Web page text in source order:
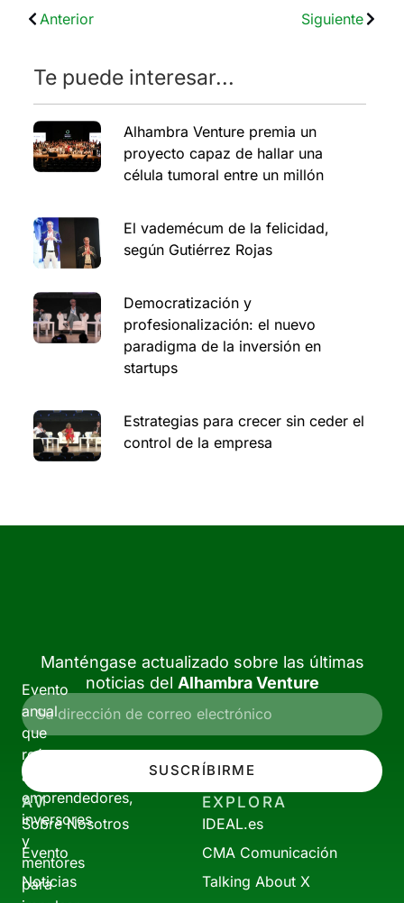
Anterior Siguiente
Te puede interesar...
Alhambra Venture premia un
proyecto capaz de hallar una
célula tumoral entre un millón
El vademécum de la felicidad,
según Gutiérrez Rojas
Democratización y
profesionalización: el nuevo
paradigma de la inversión en
startups
Estrategias para crecer sin ceder el
control de la empresa
Evento
anual
que
reúne
a
emprendedores,
inversores
y
mentores
para
Manténgase actualizado sobre las últimas
noticias del Alhambra Venture
SUSCRÍBIRME
AV
Sobre Nosotros
Evento
Noticias
EXPLORA
IDEAL.es
CMA Comunicación
Talking About X